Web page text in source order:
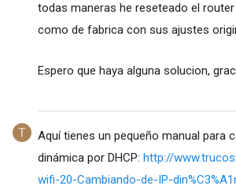
todas maneras he reseteado el
como de fabrica con sus ajustes
Espero que haya alguna solucion,
Aquí tienes un pequeño manual para
dinámica por DHCP: http://
wifi-20-Cambiando-de-IP-